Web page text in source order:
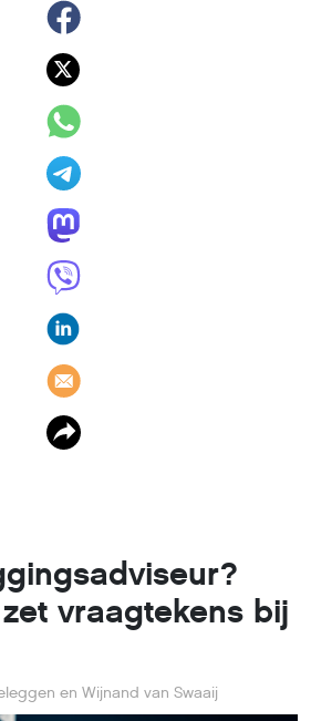
vraagtekens bij
en Wijnand van Swaaij